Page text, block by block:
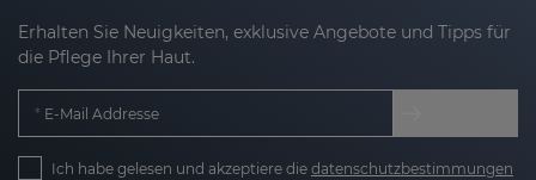
Erhalten Sie Neuigkeiten, exklusive Angebote und Tipps für
die Pflege Ihrer Haut.
E-Mail Addresse
Ich habe gelesen und akzeptiere die datenschutzbestimmungen